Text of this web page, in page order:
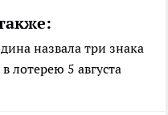
назвала три знака
лотерею 5 августа